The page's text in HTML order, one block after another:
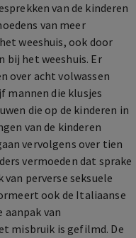
van de kinderen
van meer
weeshuis, ook door
bij het weeshuis. Er
over acht volwassen
mannen die klusjes
die op de kinderen in
van de kinderen
vervolgens over tien
vermoeden dat sprake
perverse seksuele
ook de Italiaanse
aanpak van
misbruik is gefilmd. De